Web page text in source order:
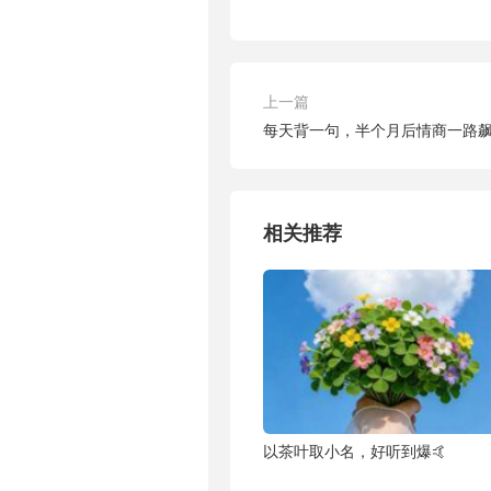
上一篇
每天背一句，半个月后情商一路
相关推荐
以茶叶取小名，好听到爆🤙